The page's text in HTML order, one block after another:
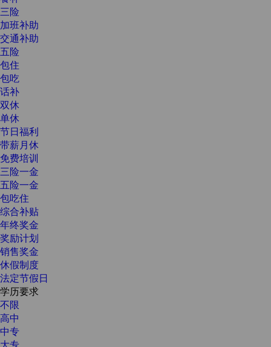
三险
加班补助
交通补助
五险
包住
包吃
话补
双休
单休
节日福利
带薪月休
免费培训
三险一金
五险一金
包吃住
综合补贴
年终奖金
奖励计划
销售奖金
休假制度
法定节假日
学历要求
不限
高中
中专
大专